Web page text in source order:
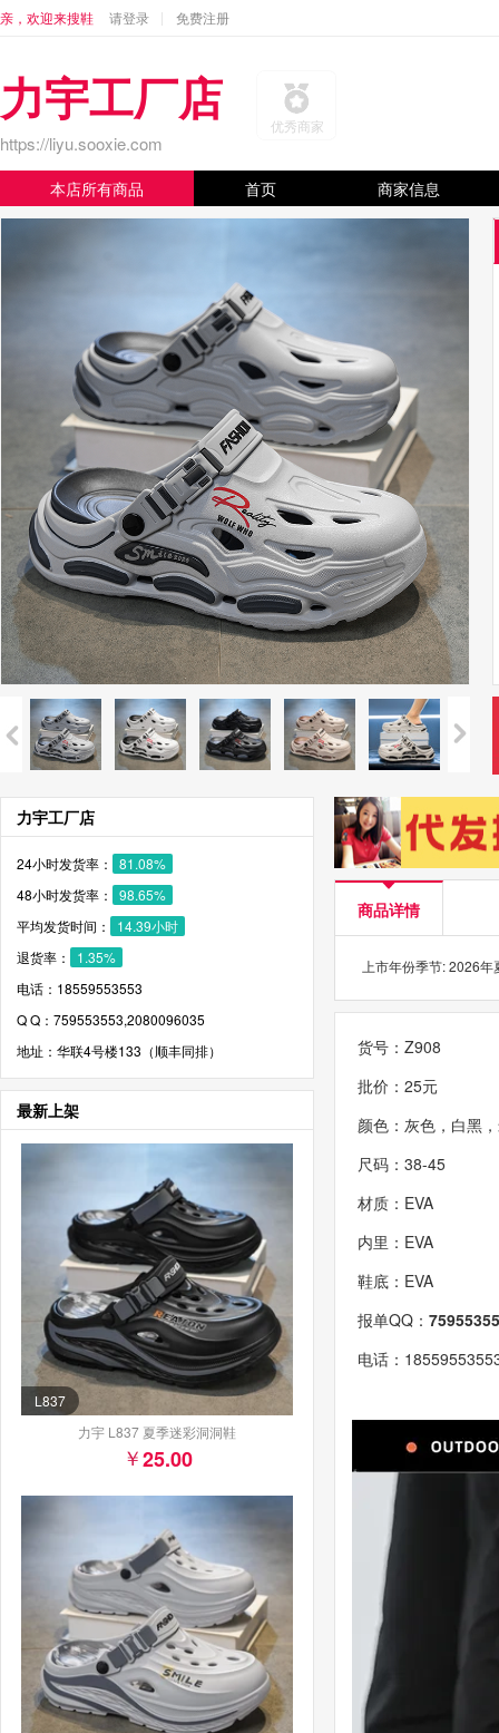
亲，欢迎来搜鞋 请登录 免费注册
力宇工厂店
https://liyu.sooxie.com
优秀商家
本店所有商品 首页 商家信息
力宇工厂店
24小时发货率：
81.08%
48小时发货率：
98.65%
平均发货时间：
14.39小时
退货率：
1.35%
电话：18559553553
Q Q：759553553,2080096035
地址：华联4号楼133（顺丰同排）
最新上架
L837
力宇 L837 夏季迷彩洞洞鞋
25.00
商品详情
上市年份季节: 2026年
货号：Z908
批价：25元
颜色：灰色，白黑
尺码：38-45
材质：EVA
内里：EVA
鞋底：EVA
报单QQ：
电话：